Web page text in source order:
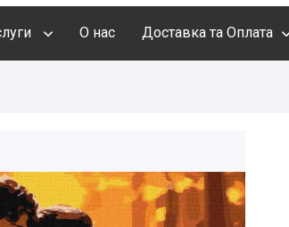
О нас Доставка та Оплата